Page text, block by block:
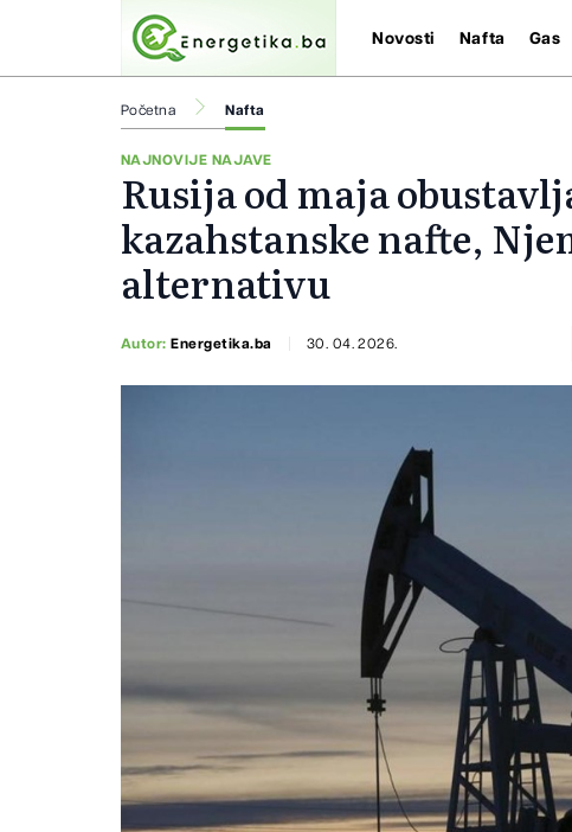
Novosti Nafta Gas
Početna Nafta
NAJNOVIJE NAJAVE
Rusija od maja
kazahstanske nafte,
alternativu
Autor:Energetika.ba 30. 04. 2026.